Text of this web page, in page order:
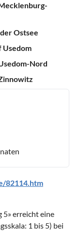
Ostsee
Usedom
Nord
82114.htm
5» erreicht eine
1 bis 5) bei